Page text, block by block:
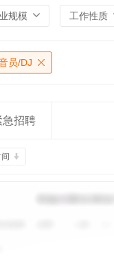
规模 工作性质
员/DJ
急招聘